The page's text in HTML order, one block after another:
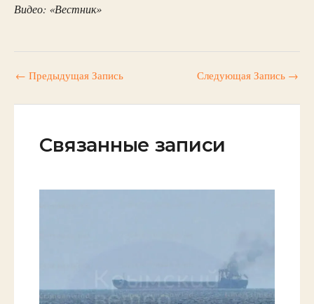
Видео: «Вестник»
← Предыдущая Запись Следующая Запись →
Связанные записи